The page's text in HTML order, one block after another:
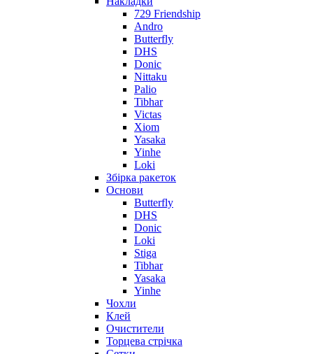
729 Friendship
Andro
Butterfly
DHS
Donic
Nittaku
Palio
Tibhar
Victas
Xiom
Yasaka
Yinhe
Loki
Збірка ракеток
Основи
Butterfly
DHS
Donic
Loki
Stiga
Tibhar
Yasaka
Yinhe
Чохли
Клей
Очистители
Торцева стрічка